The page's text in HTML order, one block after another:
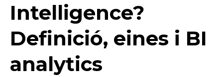
Intelligence?
Definició, eines i BI
analytics